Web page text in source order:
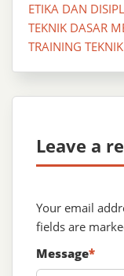
ETIKA DAN
TEKNIK DASAR
TRAINING
Leave a
Your email
fields are
Message*